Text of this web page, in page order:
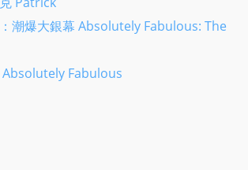
潮爆大銀幕 Absolutely Fabulous: The
Absolutely Fabulous